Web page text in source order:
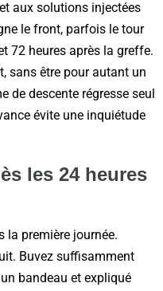
aux solutions injectées
le front, parfois le tour
72 heures après la greffe.
sans être pour autant un
de descente régresse seul
évite une inquiétude
les 24 heures
la première journée.
Buvez suffisamment
bandeau et expliqué